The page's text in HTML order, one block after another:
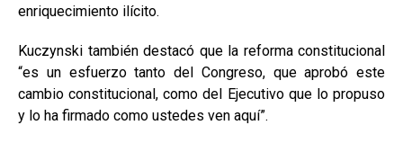
enriquecimiento ilícito.
Kuczynski también destacó que la reforma constitucional
“es un esfuerzo tanto del Congreso, que aprobó este
cambio constitucional, como del Ejecutivo que lo propuso
y lo ha firmado como ustedes ven aquí”.